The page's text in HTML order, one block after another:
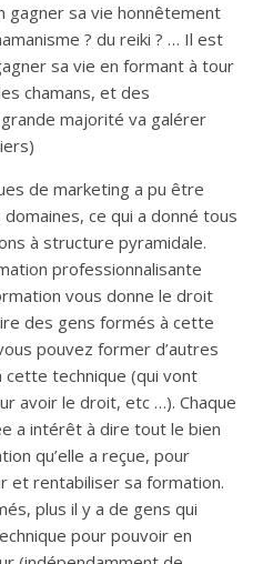
gagner sa vie honnêtement
? du reiki ? … Il est
sa vie en formant à tour
chamans, et des
majorité va galérer
de marketing a pu être
ce qui a donné tous
à structure pyramidale.
professionnalisante
vous donne le droit
des gens formés à cette
pouvez former d’autres
technique (qui vont
avoir le droit, etc …). Chaque
a intérêt à dire tout le bien
qu’elle a reçue, pour
et rentabiliser sa formation.
plus il y a de gens qui
pour pouvoir en